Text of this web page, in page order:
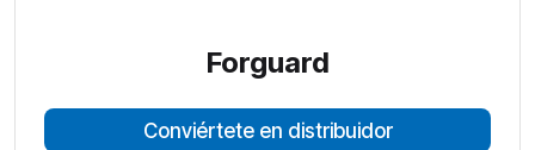
Forguard
Conviértete en distribuidor